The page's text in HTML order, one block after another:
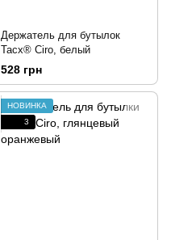
Держатель для бутылок
Tacx® Ciro, белый
528 грн
НОВИНКА
3